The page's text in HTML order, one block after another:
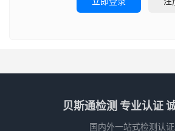
贝斯通检测 专业认证
国内外一站式检测认证